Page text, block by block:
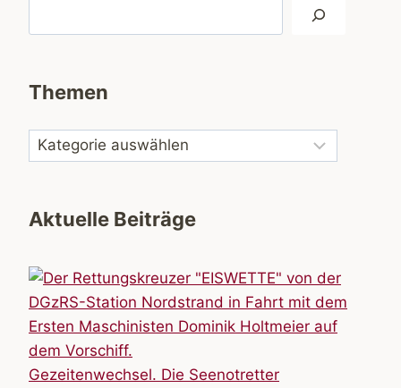
Themen
Aktuelle Beiträge
Gezeitenwechsel. Die Seenotretter